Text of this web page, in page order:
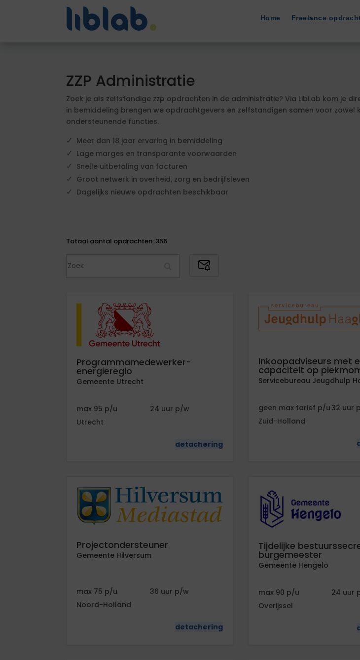
Home Freelance
ZZP Administratie
Zoek je als zelfstandige zzp opdrachten in de administratie? Via LibLab kom je
in bemiddeling brengen we opdrachtgevers en zelfstandigen samen voor
ondersteunende functies.
Meer dan 18 jaar ervaring in bemiddeling
Lage marges en transparante voorwaarden
Snelle uitbetaling van facturen
Groot netwerk in overheid, zorg en bedrijfsleven
Dagelijks nieuwe opdrachten beschikbaar
Totaal aantal opdrachten: 356
o
S
e
Programmamedewerker-
energieregio
Gemeente Utrecht
95
24
Utrecht
detachering
Inkoopadviseurs met
capaciteit op
Servicebureau Jeugdhulp
geen tarief
32
Zuid-Holland
Projectondersteuner
Gemeente Hilversum
75
36
Noord-Holland
detachering
Tijdelijke
burgemeester
Gemeente Hengelo
90
24
Overijssel